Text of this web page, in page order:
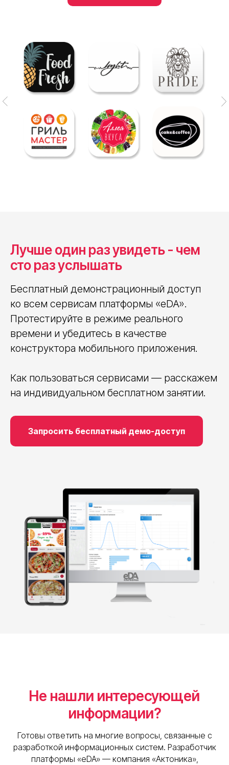
Лучше один раз увидеть - чем
сто раз услышать
Бесплатный демонстрационный доступ
ко всем сервисам платформы «eDA».
Протестируйте в режиме реального
времени и убедитесь в качестве
конструктора мобильного приложения.
Как пользоваться сервисами — расскажем
на индивидуальном бесплатном занятии.
Запросить бесплатный демо-доступ
Не нашли интересующей
информации?
Готовы ответить на многие вопросы, связанные с
разработкой информационных систем. Разработчик
платформы «eDA» — компания «Актоника»,